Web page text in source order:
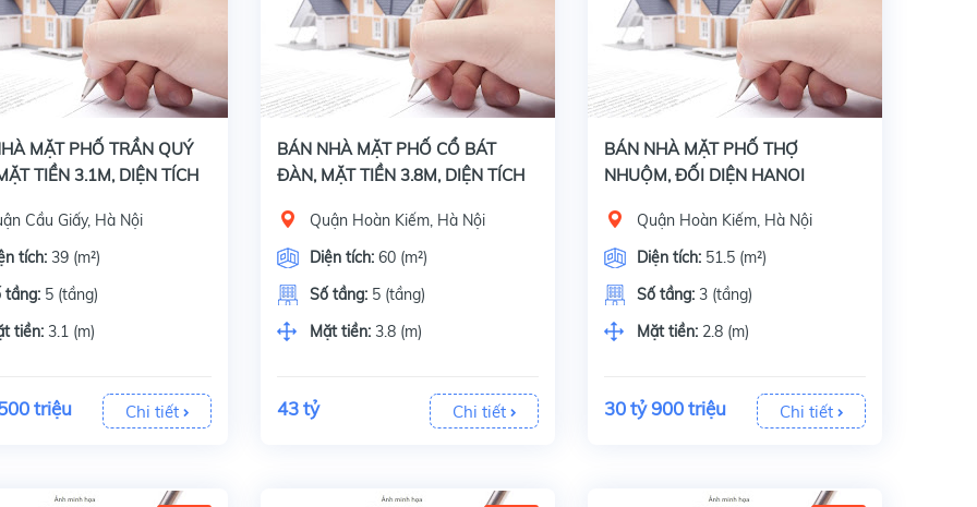
MẶT PHỐ TRẦN QUÝ
TIỀN 3.1M, DIỆN TÍCH
Cầu Giấy, Hà Nội
tích: 39 (m²)
tầng: 5 (tầng)
tiền: 3.1 (m)
triệu Chi tiết
BÁN NHÀ MẶT PHỐ CỔ BÁT
ĐÀN, MẶT TIỀN 3.8M, DIỆN TÍCH
Quận Hoàn Kiếm, Hà Nội
Diện tích: 60 (m²)
Số tầng: 5 (tầng)
Mặt tiền: 3.8 (m)
43 tỷ Chi tiết
BÁN NHÀ MẶT PHỐ THỢ
NHUỘM, ĐỐI DIỆN HANOI
TẦNGQuận Hoàn Kiếm, Hà Nội
Diện tích: 51.5 (m²)
Số tầng: 3 (tầng)
Mặt tiền: 2.8 (m)
30 tỷ 900 triệu Chi tiết